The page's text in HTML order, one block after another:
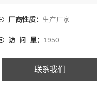
厂商性质： 生产厂家
访 问 量： 1950
联系我们